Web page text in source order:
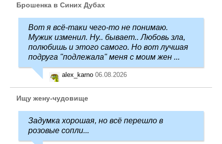
Брошенка в Синих Дубах
Вот я всё-таки чего-то не понимаю.
Мужик изменил. Ну.. бывает.. Любовь зла,
полюбишь и этого самого. Но вот лучшая
подруга "подлежала" меня с моим жен ...
alex_karno 06.08.2026
Ищу жену-чудовище
Задумка хорошая, но всё перешло в
розовые сопли...